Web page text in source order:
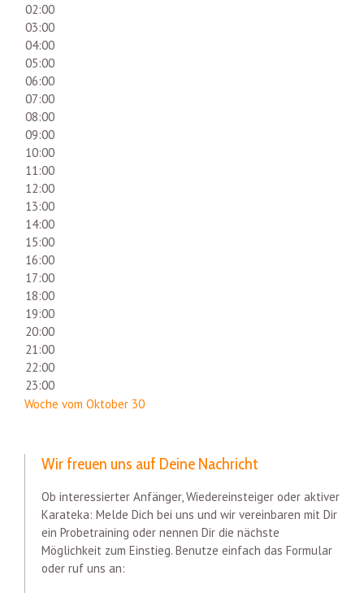
02:00
03:00
04:00
05:00
06:00
07:00
08:00
09:00
10:00
11:00
12:00
13:00
14:00
15:00
16:00
17:00
18:00
19:00
20:00
21:00
22:00
23:00
Woche vom Oktober 30
Wir freuen uns auf Deine Nachricht
Ob interessierter Anfänger, Wiedereinsteiger oder aktiver
Karateka: Melde Dich bei uns und wir vereinbaren mit Dir
ein Probetraining oder nennen Dir die nächste
Möglichkeit zum Einstieg. Benutze einfach das Formular
oder ruf uns an: